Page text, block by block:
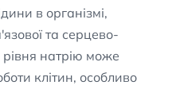
в організмі,
та серцево-
натрію може
клітин, особливо